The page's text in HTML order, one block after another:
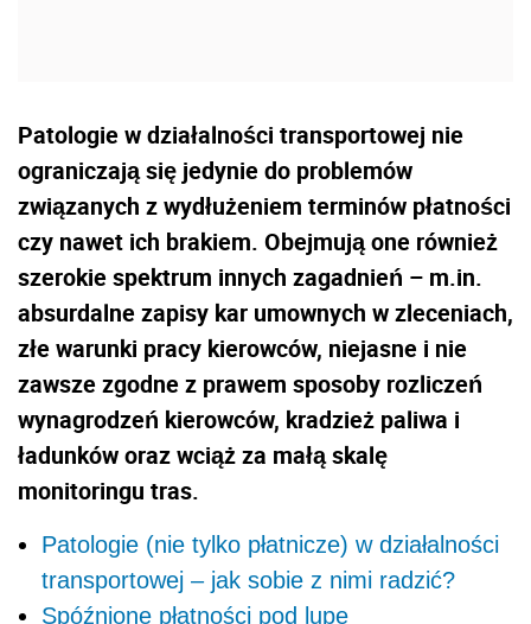
Patologie w działalności transportowej nie
ograniczają się jedynie do problemów
związanych zwydłużeniem terminów płatności
czy nawet ich brakiem. Obejmują one również
szerokie spektrum innych zagadnień – m.in.
absurdalne zapisy kar umownych w zleceniach,
złe warunki pracy kierowców, niejasne i nie
zawsze zgodne z prawem sposoby rozliczeń
wynagrodzeń kierowców, kradzież paliwa i
ładunków oraz wciąż za małą skalę
monitoringu tras.
Patologie (nie tylko płatnicze) w działalności
transportowej – jak sobie z nimi radzić?
Spóźnione płatności pod lupę